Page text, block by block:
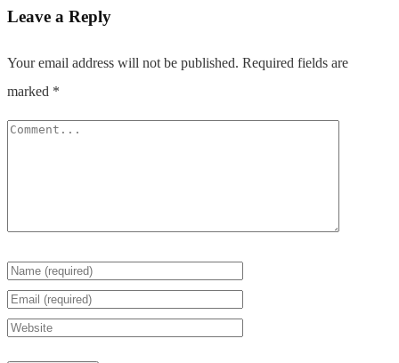
Leave a Reply
Your email address will not be published. Required fields are
marked *